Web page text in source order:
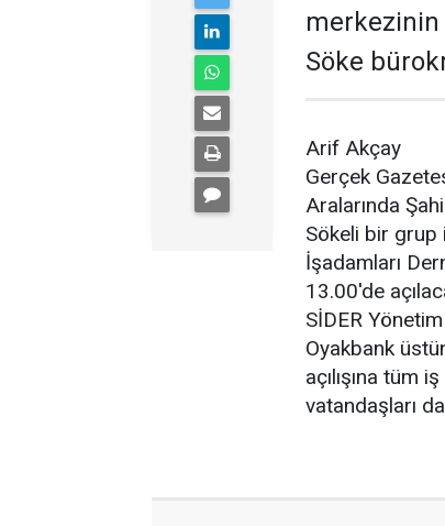
merkezinin
Söke
Arif Akçay
Gerçek
Aralarında
Sökeli bir grup
İşadamları
13.00'de
SİDER
Oyakbank
açılışına tüm
vatandaşları